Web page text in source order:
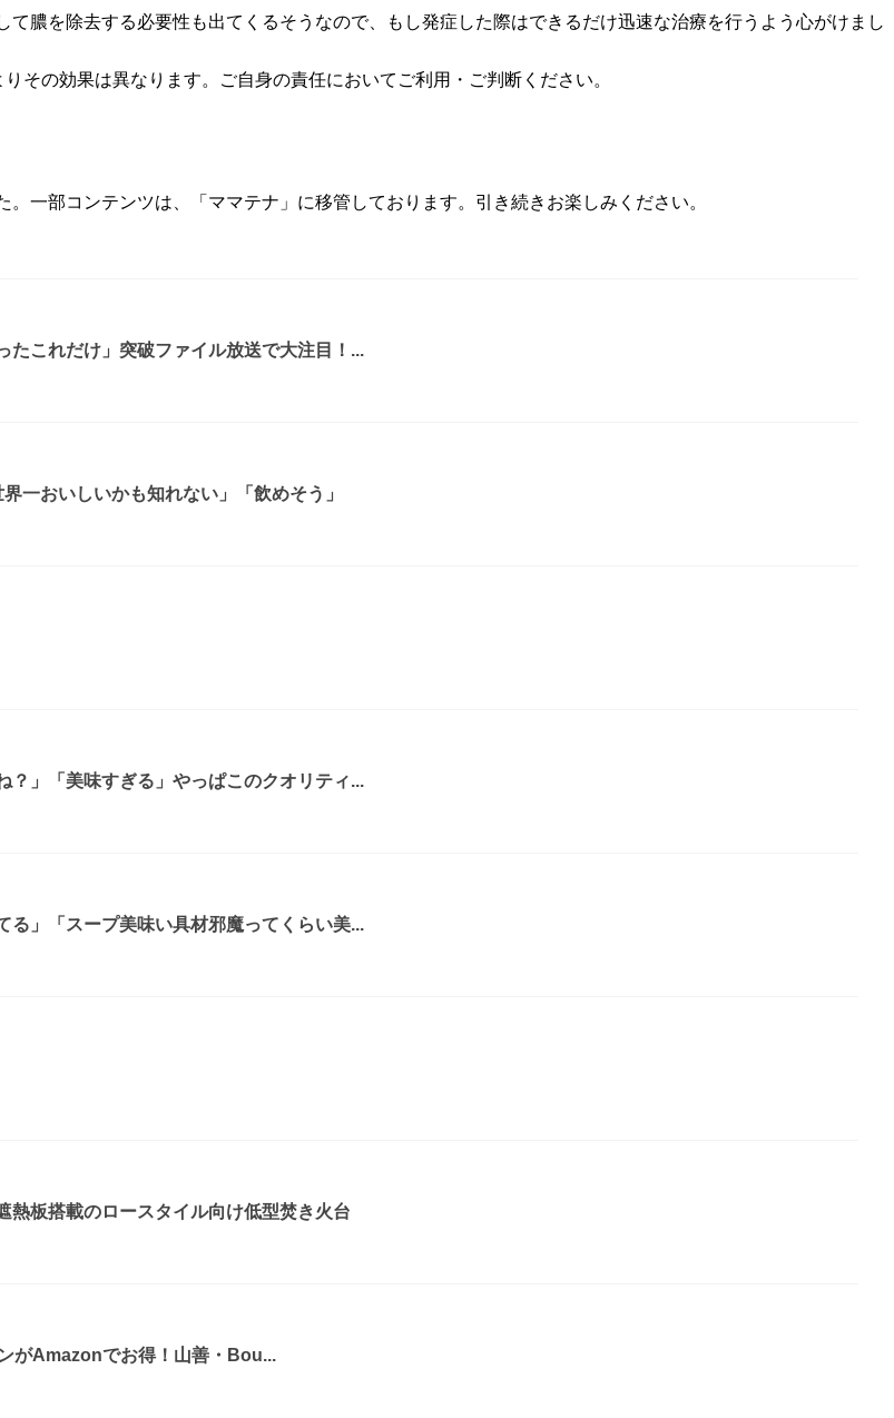
膿を除去する必要性も出てくるそうなので、もし発症した際はできるだけ迅速な治療を行うよう心がけまし
その効果は異なります。ご自身の責任においてご利用・ご判断ください。
一部コンテンツは、「ママテナ」に移管しております。引き続きお楽しみください。
たこれだけ」突破ファイル放送で大注目！...
一おいしいかも知れない」「飲めそう」
」「美味すぎる」やっぱこのクオリティ...
る」「スープ美味い具材邪魔ってくらい美...
熱板搭載のロースタイル向け低型焚き火台
がAmazonでお得！山善・Bou...